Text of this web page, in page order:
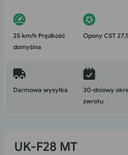
25 km/h Prędkość
domyślna
Opony CST
Darmowa wysyłka
30-dniowy
zwrotu
UK-F28 MT